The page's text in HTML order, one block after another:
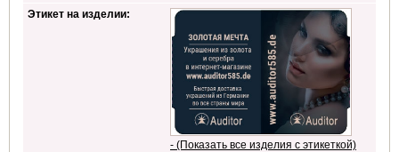
Этикет на изделии:
- (Показать все изделия с этикеткой)